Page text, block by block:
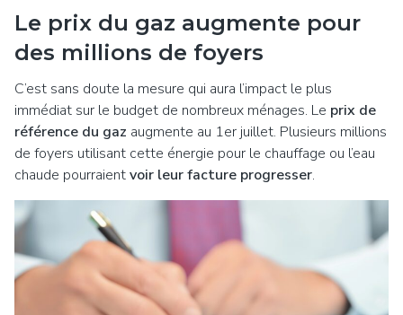
Le prix du gaz augmente pour
des millions de foyers
C’est sans doute la mesure qui aura l’impact le plus
immédiat sur le budget de nombreux ménages. Le prix de
référence du gaz augmente au 1er juillet. Plusieurs millions
de foyers utilisant cette énergie pour le chauffage ou l’eau
chaude pourraientvoir leur facture progresser.